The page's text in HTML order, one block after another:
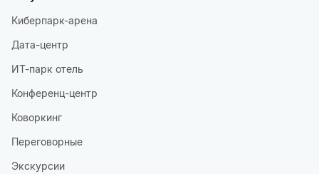
Киберпарк-арена
Дата-центр
ИТ-парк отель
Конференц-центр
Коворкинг
Переговорные
Экскурсии